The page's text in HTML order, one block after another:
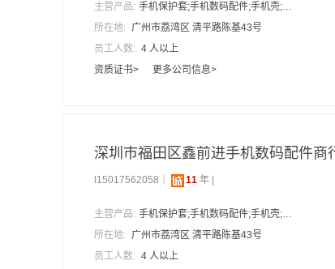
主营产品:
手机保护套;手机数码配件;手机壳;数据线;保护膜
所在地:
广州市荔湾区 清平路陈基43号
员工人数: 4 人以上
资质证书>
更多公司信息>
深圳市福田区鑫前进手机数码配件商
l15017562058｜ 11 年 |
主营产品:
手机保护套;手机数码配件;手机壳;数据线;保护膜
所在地:
广州市荔湾区 清平路陈基43号
员工人数: 4 人以上